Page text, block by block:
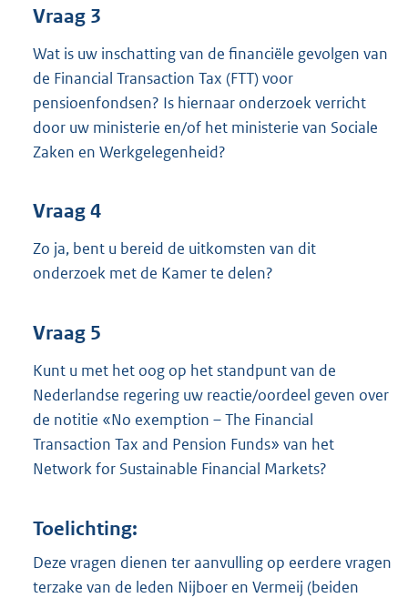
Vraag 3
Wat is uw inschatting van de financiële gevolgen van
de Financial Transaction Tax (FTT) voor
pensioenfondsen? Is hiernaar onderzoek verricht
door uw ministerie en/of het ministerie van Sociale
Zaken en Werkgelegenheid?
Vraag 4
Zo ja, bent u bereid de uitkomsten van dit
onderzoek met de Kamer te delen?
Vraag 5
Kunt u met het oog op het standpunt van de
Nederlandse regering uw reactie/oordeel geven over
de notitie «No exemption – The Financial
Transaction Tax and Pension Funds» van het
Network for Sustainable Financial Markets?
Toelichting:
Deze vragen dienen ter aanvulling op eerdere vragen
terzake van de leden Nijboer en Vermeij (beiden